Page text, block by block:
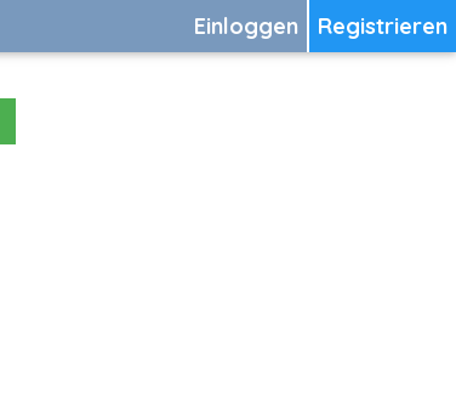
Registrieren
Einloggen